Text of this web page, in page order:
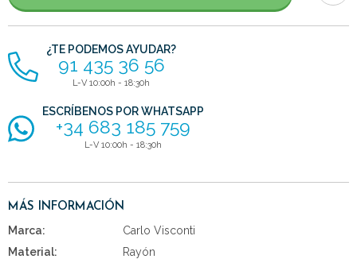
¿TE PODEMOS AYUDAR?
91 435 36 56
L-V 10:00h - 18:30h
ESCRÍBENOS POR WHATSAPP
+34 683 185 759
L-V 10:00h - 18:30h
MÁS INFORMACIÓN
Marca:
Carlo Visconti
Material:
Rayón